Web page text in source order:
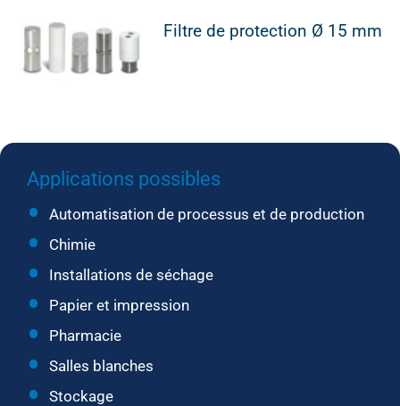
Filtre de protection Ø 15 mm
Applications possibles
Automatisation de processus et de production
Chimie
Installations de séchage
Papier et impression
Pharmacie
Salles blanches
Stockage